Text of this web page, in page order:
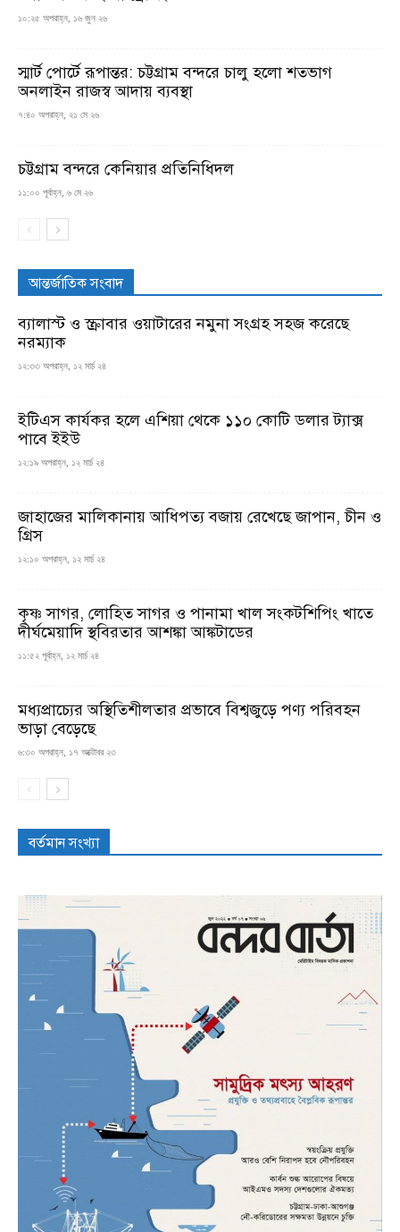
১০:২৫ অপরাহ্ন, ১৬ জুন ২৬
স্মার্ট পোর্টে রূপান্তর: চট্টগ্রাম বন্দরে চালু হলো শতভাগ
অনলাইন রাজস্ব আদায় ব্যবস্থা
৭:৪০ অপরাহ্ন, ২১ মে ২৬
চট্টগ্রাম বন্দরে কেনিয়ার প্রতিনিধিদল
১১:০০ পূর্বাহ্ন, ৬ মে ২৬
আন্তর্জাতিক সংবাদ
ব্যালাস্ট ও স্ক্রাবার ওয়াটারের নমুনা সংগ্রহ সহজ করেছে
নরম্যাক
১২:৩৩ অপরাহ্ন, ১২ মার্চ ২৪
ইটিএস কার্যকর হলে এশিয়া থেকে ১১০ কোটি ডলার ট্যাক্স
পাবে ইইউ
১২:১৯ অপরাহ্ন, ১২ মার্চ ২৪
জাহাজের মালিকানায় আধিপত্য বজায় রেখেছে জাপান, চীন ও
গ্রিস
১২:১০ অপরাহ্ন, ১২ মার্চ ২৪
কৃষ্ণ সাগর, লোহিত সাগর ও পানামা খাল সংকটশিপিং খাতে
দীর্ঘমেয়াদি স্থবিরতার আশঙ্কা আঙ্কটাডের
১১:৫২ পূর্বাহ্ন, ১২ মার্চ ২৪
মধ্যপ্রাচ্যের অস্থিতিশীলতার প্রভাবে বিশ্বজুড়ে পণ্য পরিবহন
ভাড়া বেড়েছে
৬:৩০ অপরাহ্ন, ১৭ অক্টোবর ২৩
বর্তমান সংখ্যা